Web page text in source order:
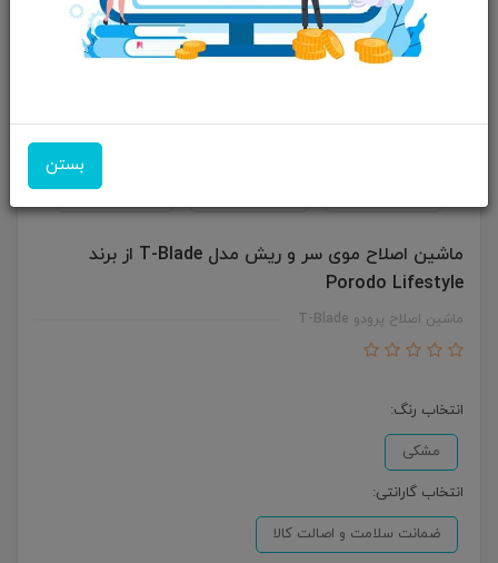
ماشین اصلاح موی سر و ریش مدل T-Blade از برند
Porodo Lifestyle
ماشین اصلاح پرودو T-Blade
انتخاب رنگ:
مشکی
انتخاب گارانتی:
ضمانت سلامت و اصالت کالا
بستن